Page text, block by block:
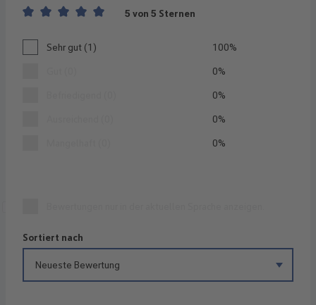
5 von 5 Sternen
Sehr gut (1) 100%
0%
0%
0%
0%
Sortiert nach